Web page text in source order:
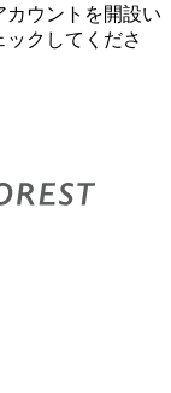
ウントを開設い
クしてくださ